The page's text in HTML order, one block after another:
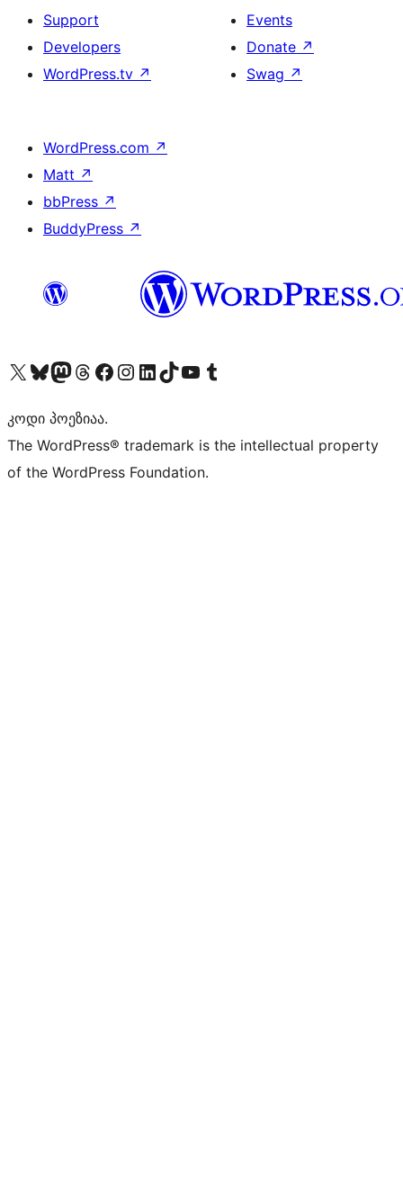
Support
Developers
WordPress.tv ↗
Events
Donate ↗
Swag ↗
WordPress.com ↗
Matt ↗
bbPress ↗
BuddyPress ↗
Visit our X (formerly Twitter) account
Visit our Bluesky account
Visit our Mastodon account
Visit our Threads account
Visit our Facebook page
Visit our Instagram account
Visit our LinkedIn account
Visit our TikTok account
Visit our YouTube channel
Visit our Tumblr account
კოდი პოეზიაა.
The WordPress® trademark is the intellectual property
of the WordPress Foundation.